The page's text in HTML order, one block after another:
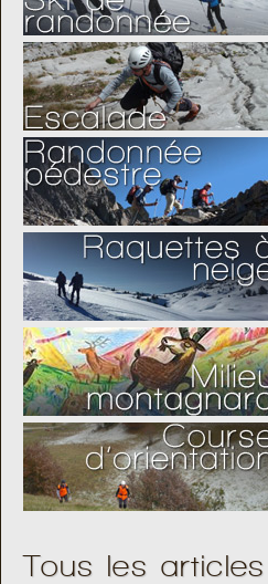
Tous les articles